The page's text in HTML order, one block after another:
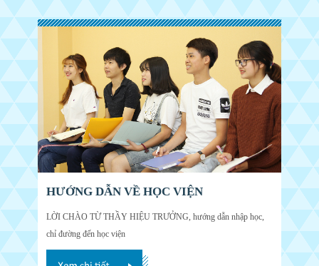
HƯỚNG DẪN VỀ HỌC VIỆN
LỜI CHÀO TỪ THẦY HIỆU TRƯỞNG, hướng dẫn nhập học,
chỉ đường đến học viện